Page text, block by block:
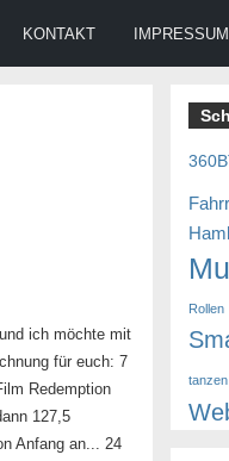
KONTAKT IMPRESSUM
ich möchte mit
für euch: 7
Redemption
127,5
Anfang an... 24
Rollen
tanzen